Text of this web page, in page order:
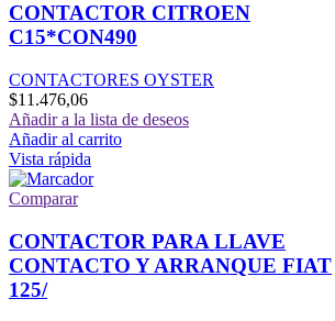
CONTACTOR CITROEN
C15*CON490
CONTACTORES OYSTER
$11.476,06
Añadir a la lista de deseos
Añadir al carrito
Vista rápida
Comparar
CONTACTOR PARA LLAVE
CONTACTO Y ARRANQUE FIAT
125/